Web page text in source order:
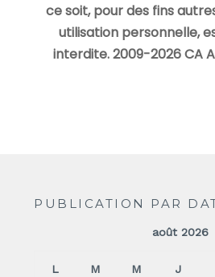
ce soit, pour des fins
utilisation personnelle,
interdite. 2009-2026 CA A
PUBLICATION PAR
août 2026
L M M J